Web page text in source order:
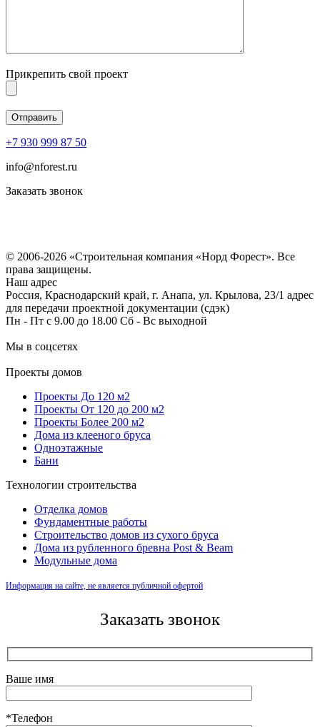
Прикрепить свой проект
+7 930 999 87 50
info@nforest.ru
Заказать звонок
© 2006-2026 «Строительная компания «Норд Форест». Все
права защищены.
Наш адрес
Россия, Краснодарский край, г. Анапа, ул. Крылова, 23/1 адрес
для передачи проектной документации (сдэк)
Пн - Пт с 9.00 до 18.00 Сб - Вс выходной
Мы в соцсетях
Проекты домов
Проекты До 120 м2
Проекты От 120 до 200 м2
Проекты Более 200 м2
Дома из клееного бруса
Одноэтажные
Бани
Технологии строительства
Отделка домов
Фундаментные работы
Строительство домов из сухого бруса
Дома из рубленного бревна Post & Beam
Модульные дома
Информация на сайте, не является публичной офертой
Заказать звонок
Ваше имя
*Телефон